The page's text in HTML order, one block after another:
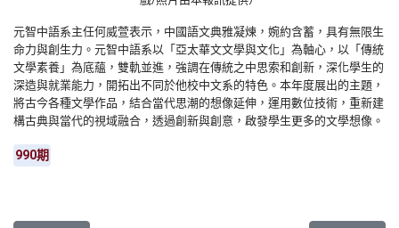
元智中語系主任何威萱表示，中國語文典雅凝煉，婉約含蓄，具有無限生
命力與創生力。元智中語系以「亞太華文文學與文化」為軸心，以「傳統
文學素養」為底蘊，雙軌並進，強調在傳統之中思索和創新，深化學生的
深造與就業能力，開拓出不同於他校中文系的特色。本年度展出的主題，
將古今各種文學作品，結合當代思潮的想像延伸，運用數位技術，重新建
構古典與當代的視域融合，透過創新與創意，啟發學生更多的文學想像。
990期